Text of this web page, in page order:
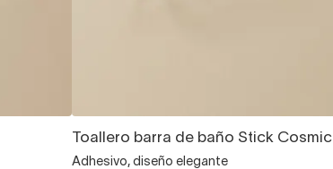
Toallero barra de baño Stick Cosmic
Adhesivo, diseño elegante